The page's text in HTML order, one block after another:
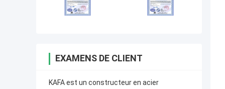
EXAMENS DE CLIENT
KAFA est un constructeur en acier